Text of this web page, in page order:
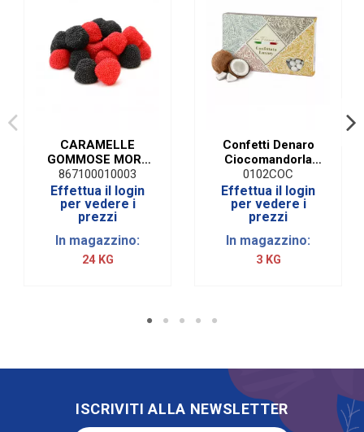
CARAMELLE
GOMMOSE MORE
GRANELLATE
SENZA GLUTINE
|1 KG
867100010003
Effettua il login
per vedere i
prezzi
In magazzino:
24 KG
Confetti Denaro
Ciocomandorla
Cocco | 1 Kg
0102COC
Effettua il login
per vedere i
prezzi
In magazzino:
3 KG
ISCRIVITI ALLA NEWSLETTER